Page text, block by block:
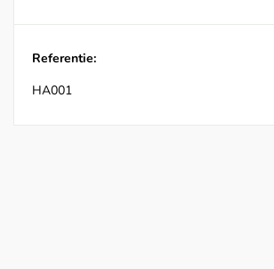
Referentie:
HA001